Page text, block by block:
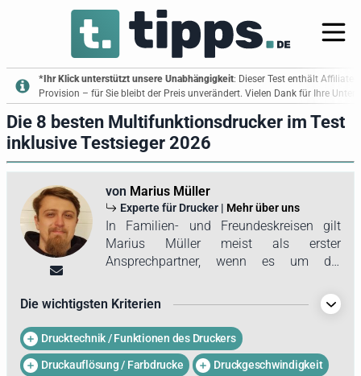
*Ihr Klick unterstützt unsere Unabhängigkeit: Dieser Test enthält
Provision – für Sie bleibt der Preis unverändert. Vielen Dank für Ihre
Die 8 besten Multifunktionsdrucker im Test
inklusive Testsieger 2026
von Marius Müller
Experte für Drucker | Mehr über uns
In Familien- und Freundeskreisen gilt
Marius Müller meist als erster
Ansprechpartner, wenn es um die
Geräte geht. In den vergangenen Jahren
ist er dabei mit zahlreichen Druckern in
Kontakt gekommen. Dies führte nicht nur
zu umfassenden Kenntnissen über die
Ersteinrichtung und den
Die wichtigsten Kriterien
Drucktechnik / Funktionen des Druckers
Druckauflösung / Farbdrucke
Druckgeschwindigkeit